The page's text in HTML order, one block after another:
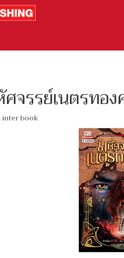
จรรย์เนตรทอง
inter book